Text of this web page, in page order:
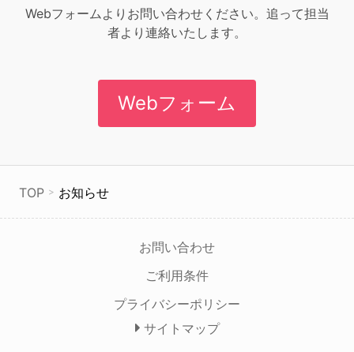
Webフォームよりお問い合わせください。追って担当
者より連絡いたします。
Webフォーム
TOP お知らせ
サイトマップ
お問い合わせ
ご利用条件
プライバシーポリシー